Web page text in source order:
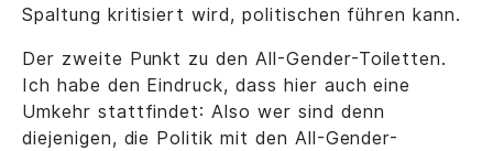
Spaltung kritisiert wird, politischen führen kann.
Der zweite Punkt zu den All-Gender-Toiletten.
Ich habe den Eindruck, dass hier auch eine
Umkehr stattfindet: Also wer sind denn
diejenigen, die Politik mit den All-Gender-